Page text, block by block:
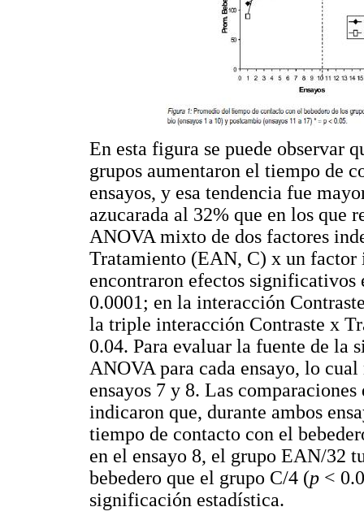
En esta figura se puede observar
grupos aumentaron el tiempo de
ensayos, y esa tendencia fue
azucarada al 32% que en los que
ANOVA mixto de dos factores
Tratamiento (EAN, C) x un factor
encontraron efectos
0.0001; en la interacción
la triple interacción Contraste x
0.04. Para evaluar la fuente de la
ANOVA para cada ensayo, lo
ensayos 7 y 8. Las
indicaron que, durante ambos
tiempo de contacto con el
en el ensayo 8, el grupo EAN/32
bebedero que el grupo C/4 (p <
significación estadística.